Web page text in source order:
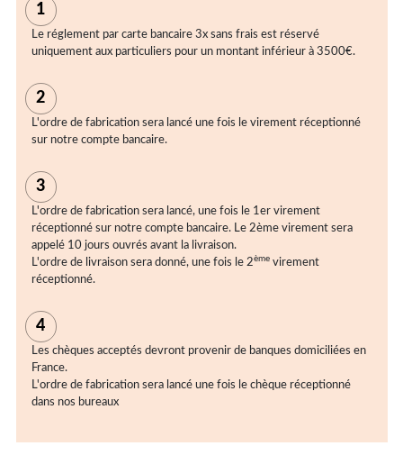
1
Le réglement par carte bancaire 3x sans frais est réservé
uniquement aux particuliers pour un montant inférieur à 3500€.
2
L'ordre de fabrication sera lancé une fois le virement réceptionné
sur notre compte bancaire.
3
L'ordre de fabrication sera lancé, une fois le 1er virement
réceptionné sur notre compte bancaire. Le 2ème virement sera
appelé 10 jours ouvrés avant la livraison.
L'ordre de livraison sera donné, une fois le 2ème virement
réceptionné.
4
Les chèques acceptés devront provenir de banques domiciliées en
France.
L'ordre de fabrication sera lancé une fois le chèque réceptionné
dans nos bureaux